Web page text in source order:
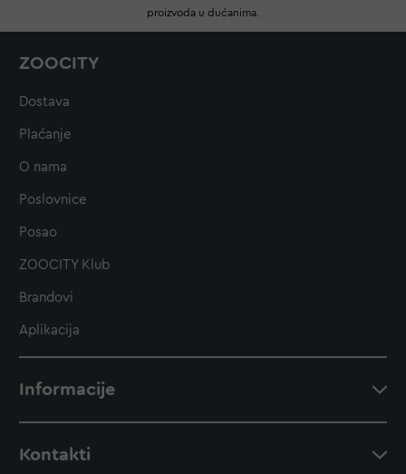
proizvoda u dućanima.
ZOOCITY
Dostava
Plaćanje
O nama
Poslovnice
Posao
ZOOCITY Klub
Brandovi
Aplikacija
Informacije
Kontakti